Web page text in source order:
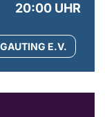
20:00 UHR
E.V.